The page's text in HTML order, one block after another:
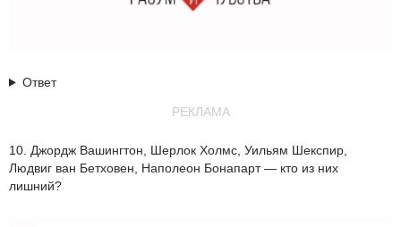
Ответ
РЕКЛАМА
10. Джордж Вашингтон, Шерлок Холмс, Уильям Шекспир,
Людвиг ван Бетховен, Наполеон Бонапарт — кто из них
лишний?